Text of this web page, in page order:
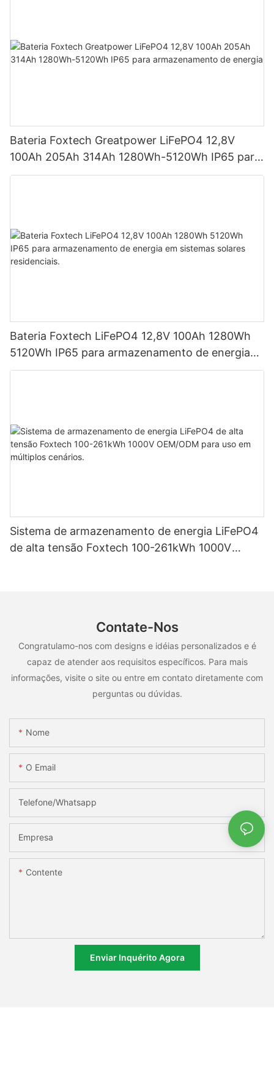
Bateria Foxtech Greatpower LiFePO4 12,8V
100Ah 205Ah 314Ah 1280Wh-5120Wh IP65 para
armazenamento de energia
Bateria Foxtech LiFePO4 12,8V 100Ah 1280Wh
5120Wh IP65 para armazenamento de energia
em sistemas solares residenciais.
Sistema de armazenamento de energia LiFePO4
de alta tensão Foxtech 100-261kWh 1000V
Contate-Nos
Congratulamo-nos com designs e idéias personalizados e é
capaz de atender aos requisitos específicos. Para mais
informações, visite o site ou entre em contato diretamente com
perguntas ou dúvidas.
Nome
O Email
Telefone/whatsapp
Empresa
Contente
Enviar Inquérito Agora